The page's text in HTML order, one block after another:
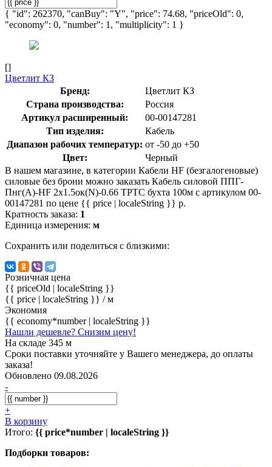
{ "id": 262370, "canBuy": "Y", "price": 74.68, "priceOld": 0,
"economy": 0, "number": 1, "multiplicity": 1 }
[]
Цветлит КЗ
Бренд:
Цветлит КЗ
Страна производства:
Россия
Артикул расширенный:
00-00147281
Тип изделия:
Кабель
Диапазон рабочих температур: от -50 до +50
Цвет:
Черный
В нашем магазине, в категории Кабели HF (безгалогеновые)
силовые без брони можно заказать Кабель силовой ППГ-
Пнг(A)-HF 2х1.5ок(N)-0.66 ТРТС бухта 100м с артикулом 00-
00147281 по цене {{ price | localeString }} р.
Кратность заказа: 1
Единица измерения: м
Сохранить или поделиться с близкими:
Розничная цена
{{ priceOld | localeString }}
{{ price | localeString }} / м
Экономия
{{ economy*number | localeString }}
Нашли дешевле? Снизим цену!
На складе 345 м
Сроки поставки уточняйте у Вашего менеджера, до оплаты
заказа!
Обновлено 09.08.2026
-
+
В корзину
Итого: {{ price*number | localeString }}
Подборки товаров: